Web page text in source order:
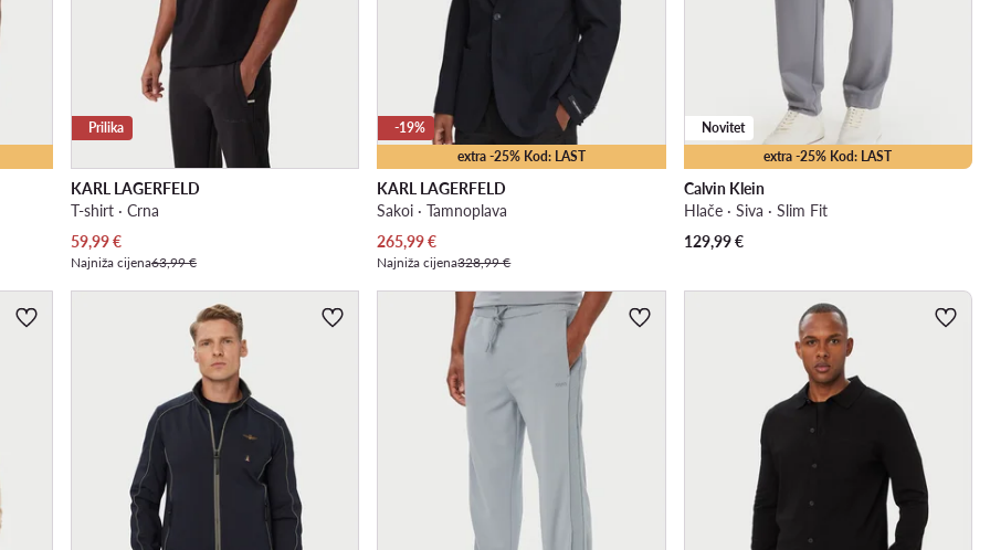
Prilika
KARL LAGERFELD
T-shirt · Crna
Trenutna cijena
59,99€
Najniža cijena63,99 €
extra -25% Kod: LAST
-19%
KARL LAGERFELD
Sakoi · Tamnoplava
Trenutna cijena
265,99€
Najniža cijena328,99 €
extra -25% Kod: LAST
Novitet
Calvin Klein
Hlače · Siva · Slim Fit
129,99€